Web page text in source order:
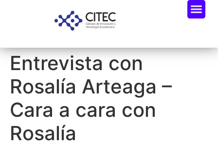
Entrevista con
Rosalía Arteaga –
Cara a cara con
Rosalía